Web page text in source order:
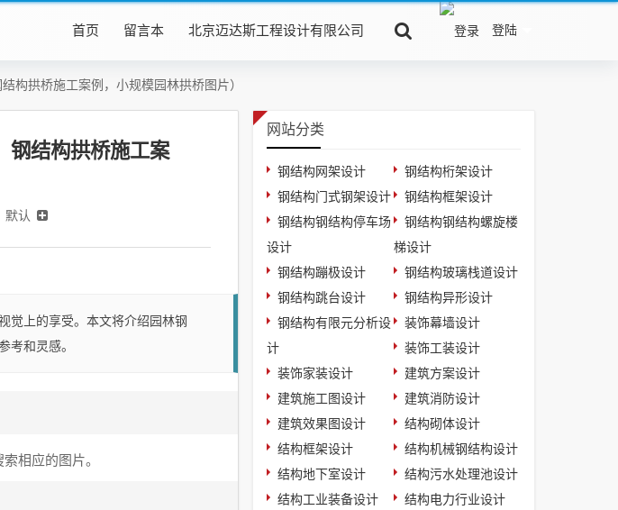
登陆
首页 留言本 北京迈达斯工程设计有限公司
构拱桥施工案例，小规模园林拱桥图片）
钢结构拱桥施工案
默认
觉上的享受。本文将介绍园林钢
考和灵感。
相应的图片。
网站分类
钢结构网架设计
钢结构桁架设计
钢结构门式钢架设计
钢结构框架设计
钢结构钢结构停车场
设计
钢结构钢结构螺旋楼
梯设计
钢结构蹦极设计
钢结构玻璃栈道设计
钢结构跳台设计
钢结构异形设计
钢结构有限元分析设
计
装饰幕墙设计
装饰工装设计
装饰家装设计
建筑方案设计
建筑施工图设计
建筑消防设计
建筑效果图设计
结构砌体设计
结构框架设计
结构机械钢结构设计
结构地下室设计
结构污水处理池设计
结构工业装备设计
结构电力行业设计